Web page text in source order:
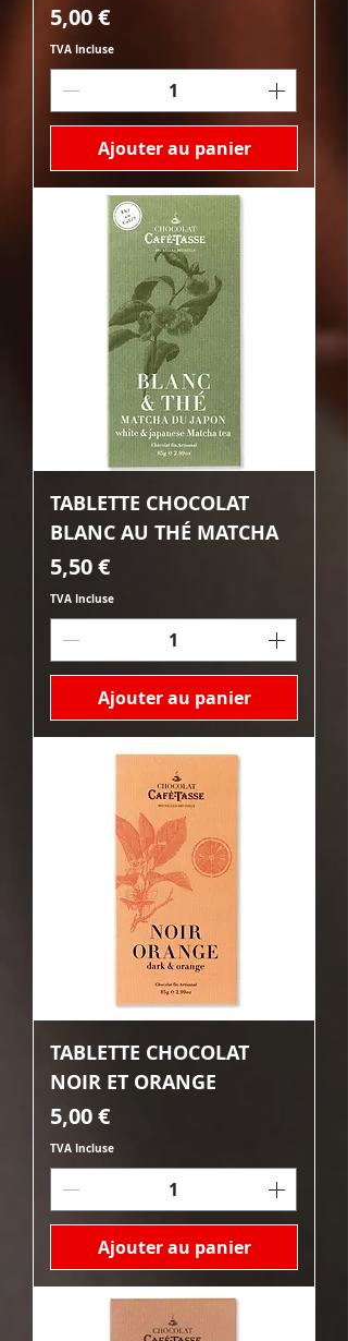
Prix
5,00 €
TVA Incluse
Ajouter au panier
TABLETTE CHOCOLAT
BLANC AU THÉ MATCHA
Prix
5,50 €
TVA Incluse
Ajouter au panier
TABLETTE CHOCOLAT
NOIR ET ORANGE
Prix
5,00 €
TVA Incluse
Ajouter au panier